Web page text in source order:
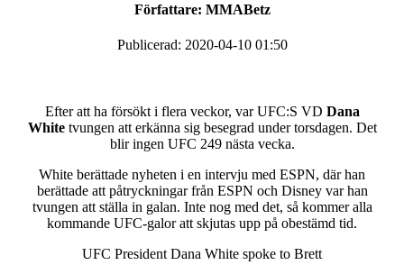
Författare: MMABetz
Publicerad: 2020-04-10 01:50
Efter att ha försökt i flera veckor, var UFC:S VD Dana
Whitetvungen att erkänna sig besegrad under torsdagen. Det
blir ingen UFC 249 nästa vecka.
White berättade nyheten i en intervju med ESPN, där han
berättade att påtryckningar från ESPN och Disney var han
tvungen att ställa in galan. Inte nog med det, så kommer alla
kommande UFC-galor att skjutas upp på obestämd tid.
UFC President Dana White spoke to Brett